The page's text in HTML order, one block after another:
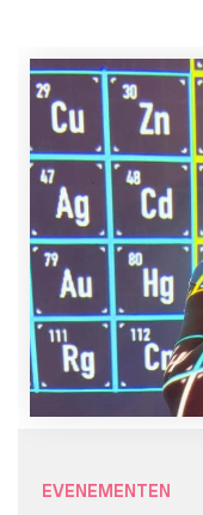
EVENEMENTEN